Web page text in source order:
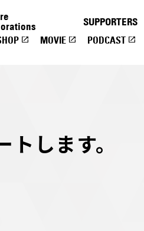
SUPPORTERS
MOVIE PODCAST
します。